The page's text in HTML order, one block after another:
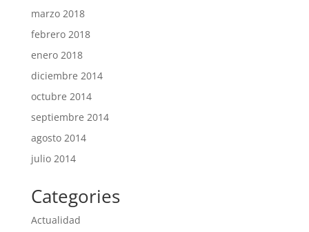
marzo 2018
febrero 2018
enero 2018
diciembre 2014
octubre 2014
septiembre 2014
agosto 2014
julio 2014
Categories
Actualidad